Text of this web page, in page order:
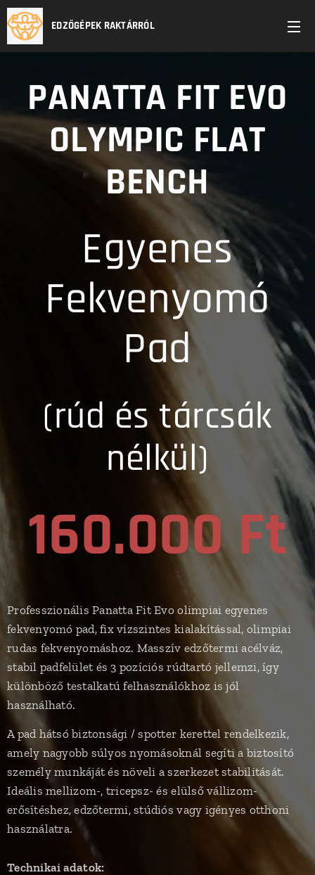
EDZŐGÉPEK RAKTÁRRÓL
PANATTA FIT EVO
OLYMPIC FLAT
BENCH
Egyenes
Fekvenyomó
Pad
(rúd és tárcsák
nélkül)
160.000 Ft
Professzionális Panatta Fit Evo olimpiai egyenes
fekvenyomó pad, fix vízszintes kialakítással, olimpiai
rudas fekvenyomáshoz. Masszív edzőtermi acélváz,
stabil padfelület és 3 pozíciós rúdtartó jellemzi, így
különböző testalkatú felhasználókhoz is jól
használható.
A pad hátsó biztonsági / spotter kerettel rendelkezik,
amely nagyobb súlyos nyomásoknál segíti a biztosító
személy munkáját és növeli a szerkezet stabilitását.
Ideális mellizom-, tricepsz- és elülső vállizom-
erősítéshez, edzőtermi, stúdiós vagy igényes otthoni
használatra.
Technikai adatok: